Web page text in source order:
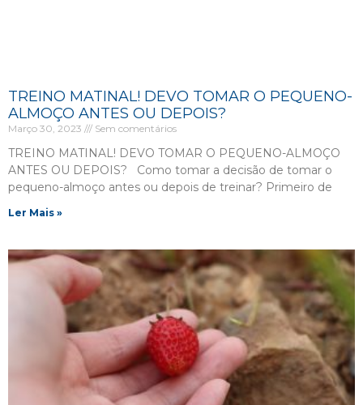
TREINO MATINAL! DEVO TOMAR O PEQUENO-
ALMOÇO ANTES OU DEPOIS?
Março 30, 2023 Sem comentários
TREINO MATINAL! DEVO TOMAR O PEQUENO-ALMOÇO
ANTES OU DEPOIS? Como tomar a decisão de tomar o
pequeno-almoço antes ou depois de treinar? Primeiro de
Ler Mais »